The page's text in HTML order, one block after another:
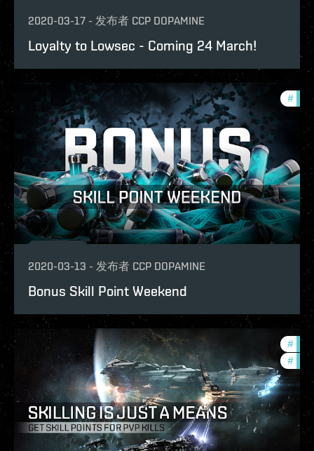
2020-03-17 - 发布者 CCP DOPAMINE
Loyalty to Lowsec - Coming 24 March!
#
2020-03-13 - 发布者 CCP DOPAMINE
Bonus Skill Point Weekend
#
#